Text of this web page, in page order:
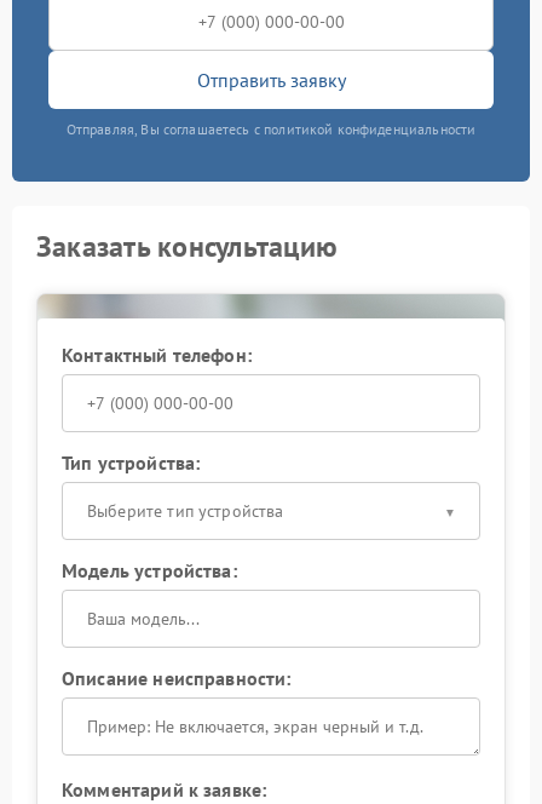
Отправить заявку
Отправляя, Вы соглашаетесь с политикой конфиденциальности
Заказать консультацию
Контактный телефон:
Тип устройства:
Выберите тип устройства
Модель устройства:
Описание неисправности:
Комментарий к заявке: